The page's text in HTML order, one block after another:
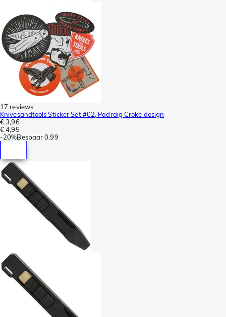
17 reviews
Knivesandtools Sticker Set #02, Padraig Croke design
€ 3,96
€ 4,95
-20%Bespaar 0,99